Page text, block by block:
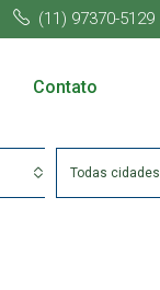
(11) 97370-5129
Contato
Todas cidades